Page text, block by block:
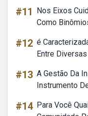
#11
Nos Eixos
Como
#12 é
Entre
#13 A Gestão Da
Instrumento
#14 Para Você